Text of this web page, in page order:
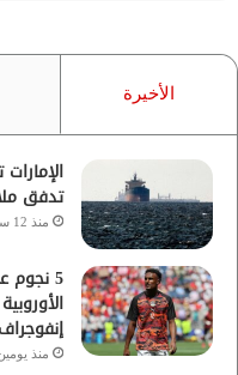
الأخيرة
تدفق
منذ 12 ساعة
5
إنفوجراف
منذ